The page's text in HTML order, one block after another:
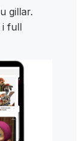
gillar.
i full